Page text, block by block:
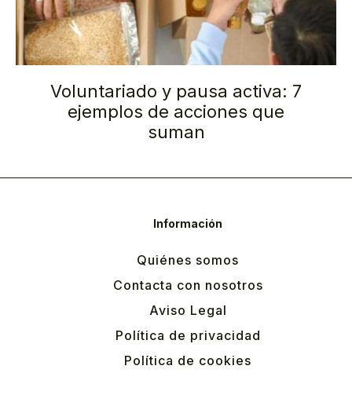
Voluntariado y pausa activa: 7
ejemplos de acciones que
suman
Información
Quiénes somos
Contacta con nosotros
Aviso Legal
Política de privacidad
Política de cookies